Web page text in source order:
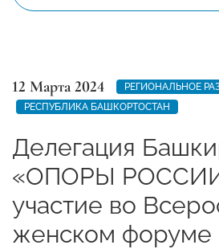
12 Марта 2024
РЕГИОНАЛЬНОЕ
РЕСПУБЛИКА БАШКОРТОСТАН
Делегация
«ОПОРЫ
участие во
женском форуме